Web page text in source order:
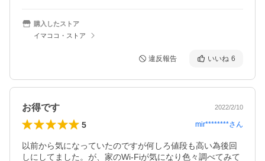
購入したストア
イマココ・ストア
違反報告 いいね 6
お得です 2022/2/10
5 mir********さん
以前から気になっていたのですが何しろ値段も高い為後回
しにしてました。が、家のWi-Fiが気になり色々調べてみて